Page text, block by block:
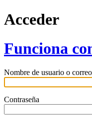
Acceder
Funciona
Nombre de usuario o
Contraseña